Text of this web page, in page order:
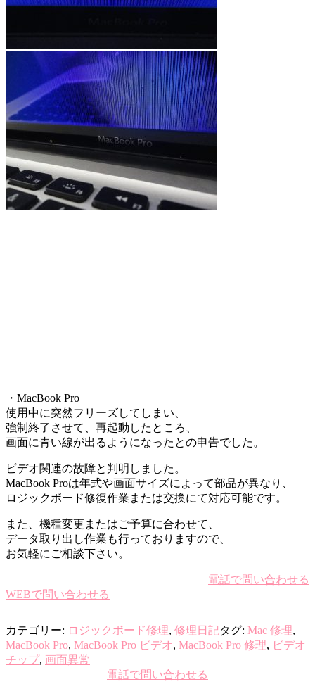
・MacBook Pro
使用中に突然フリーズしてしまい、
強制終了させて、再起動したところ、
画面に青い線が出るようになったとの申告でした。
ビデオ関連の故障と判明しました。
MacBook Proは年式や画面サイズによって部品が異なり、
ロジックボード修復作業または交換にて対応可能です。
また、機種変更またはご予算に合わせて、
データ取り出し作業も行っておりますので、
お気軽にご相談下さい。
電話で問い合わせる
WEBで問い合わせる
カテゴリー: ロジックボード修理, 修理日記タグ: Mac 修理,
MacBook Pro, MacBook Pro ビデオ, MacBook Pro 修理, ビデオ
チップ, 画面異常
電話で問い合わせる